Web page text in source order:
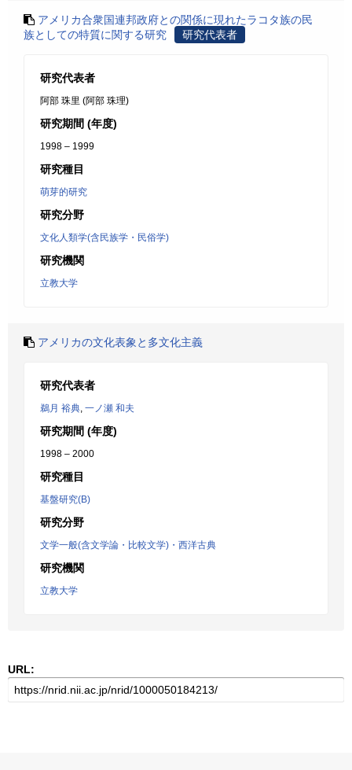
アメリカ合衆国連邦政府との関係に現れたラコタ族の民
族としての特質に関する研究
研究代表者
研究代表者
阿部 珠里 (阿部 珠理)
研究期間 (年度)
1998 – 1999
研究種目
萌芽的研究
研究分野
文化人類学(含民族学・民俗学)
研究機関
立教大学
アメリカの文化表象と多文化主義
研究代表者
鵜月 裕典, 一ノ瀬 和夫
研究期間 (年度)
1998 – 2000
研究種目
基盤研究(B)
研究分野
文学一般(含文学論・比較文学)・西洋古典
研究機関
立教大学
URL: